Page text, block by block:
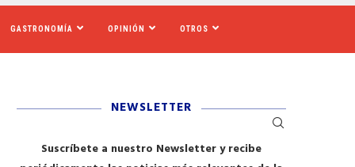
GASTRONOMÍA OPINIÓN OTROS
NEWSLETTER
Suscríbete a nuestro Newsletter y recibe